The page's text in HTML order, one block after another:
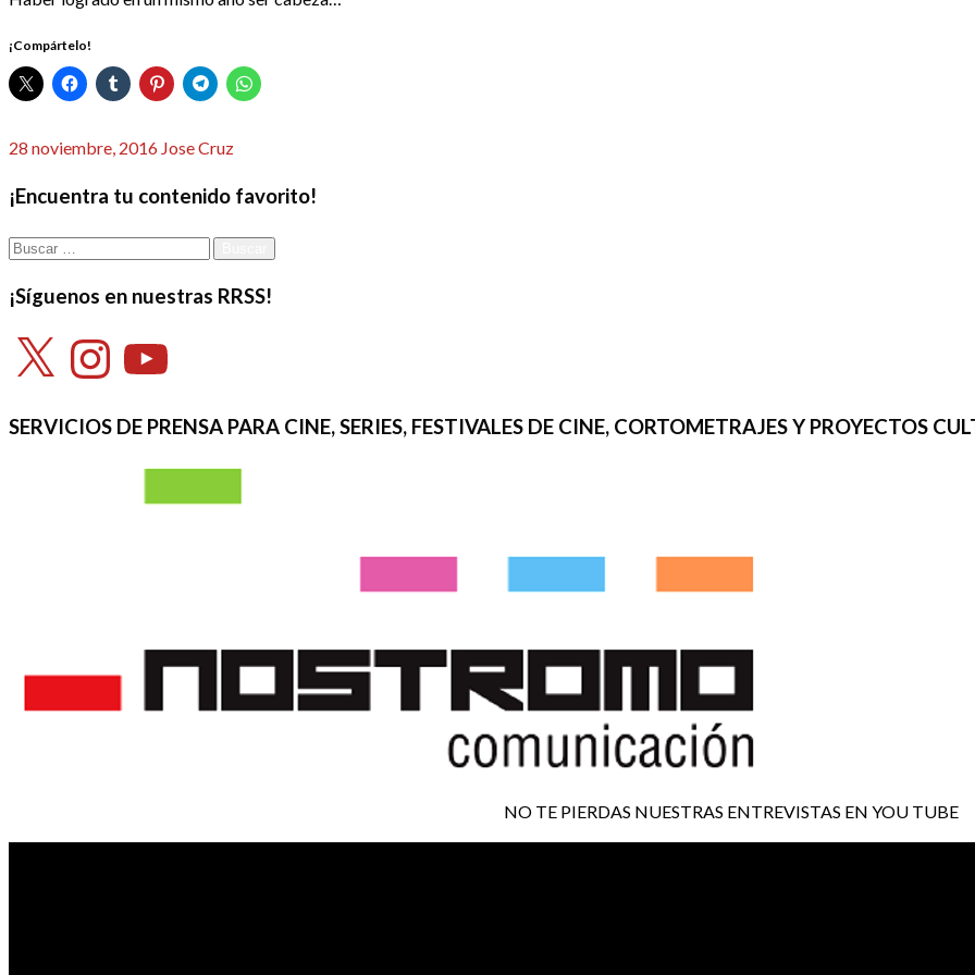
¡Compártelo!
Publicado
28 noviembre, 2016 Jose Cruz
¡Encuentra tu contenido favorito!
Buscar:
¡Síguenos en nuestras RRSS!
X InstagramYouTube
SERVICIOS DE PRENSA PARA CINE, SERIES, FESTIVALES DE CINE, CORTOMETRAJES Y PROYECTOS
NO TE PIERDAS NUESTRAS ENTREVISTAS EN YOU TUBE